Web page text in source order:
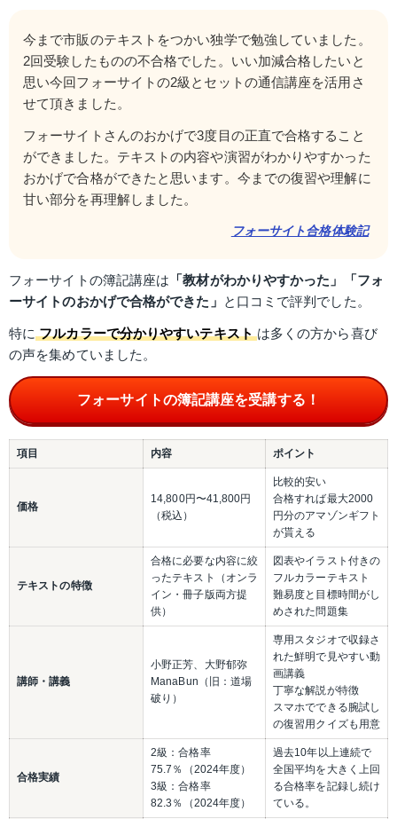
今まで市販のテキストをつかい独学で勉強していました。
2回受験したものの不合格でした。いい加減合格したいと
思い今回フォーサイトの2級とセットの通信講座を活用さ
せて頂きました。
フォーサイトさんのおかげで3度目の正直で合格すること
ができました。テキストの内容や演習がわかりやすかった
おかげで合格ができたと思います。今までの復習や理解に
甘い部分を再理解しました。
フォーサイト合格体験記
フォーサイトの簿記講座は 「教材がわかりやすかった」「フォ
ーサイトのおかげで合格ができた」 と口コミで評判でした。
特に フルカラーで分かりやすいテキスト は多くの方から喜び
の声を集めていました。
フォーサイトの簿記講座を受講する！
項目 内容 ポイント
価格
14​,800円〜41,800円
（税込）
比較的安い
合格すれば最大2000
円分のアマゾンギフト
が貰える
テキストの特徴
合格に必要な内容に絞
ったテキスト（オンラ
イン・冊子版両方提
供）
図表やイラスト付きの
フルカラーテキスト
難易度と目標時間がし
めされた問題集
講師・講義
小野正芳、大野郁弥
ManaBun（旧：道場
破り）
専用スタジオで収録さ
れた鮮明で見やすい動
画講義
丁寧な解説が特徴
スマホでできる腕試し
の復習用クイズも用意
合格実績
2級：合格率
75.7％（2024年度）
3級：合格率
82.3％（2024年度）
過去10年以上連続で
全国平均を大きく上回
る合格率を記録し続け
ている。